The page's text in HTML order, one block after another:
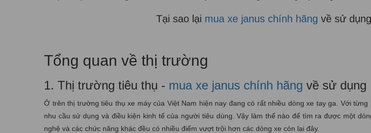
Tại sao lại mua xe janus chính hãng về sử dụng
Tổng quan về thị trường
1. Thị trường tiêu thụ - mua xe janus chính hãng về sử dụng
Ở trên thị trường tiêu thụ xe máy của Việt Nam hiện nay đang có rất nhiều dòng xe tay ga. Với
nhu cầu sử dụng và điều kiện kinh tế của người tiêu dùng. Vậy làm thế nào để tìm ra được một
nghệ và các chức năng khác đều có nhiều điểm vượt trội hơn các dòng xe còn lại đây.